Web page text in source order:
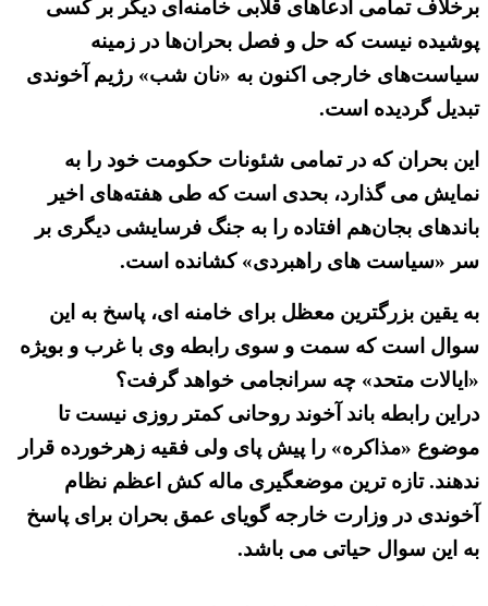
برخلاف تمامی ادعاهای قلابی خامنه‌ای دیگر بر کسی
پوشیده نیست که حل و فصل بحران‌ها در زمینه
سیاست‌های خارجی اکنون به «نان شب» رژیم آخوندی
تبدیل گردیده است.
این بحران که در تمامی شئونات حکومت خود را به
نمایش می گذارد، بحدی است که طی هفته‌های اخیر
باندهای بجان‌هم افتاده را به جنگ فرسایشی دیگری بر
سر «سیاست های راهبردی» کشانده است.
به یقین بزرگترین معظل برای خامنه ای، پاسخ به این
سوال است که سمت و سوی رابطه وی با غرب و بویژه
«ایالات متحد» چه سرانجامی خواهد گرفت؟
دراین رابطه باند آخوند روحانی کمتر روزی نیست تا
موضوع «مذاکره» را پیش پای ولی فقیه زهرخورده قرار
ندهند. تازه ترین موضعگیری ماله کش اعظم نظام
آخوندی در وزارت خارجه گویای عمق بحران برای پاسخ
به این سوال حیاتی می باشد.